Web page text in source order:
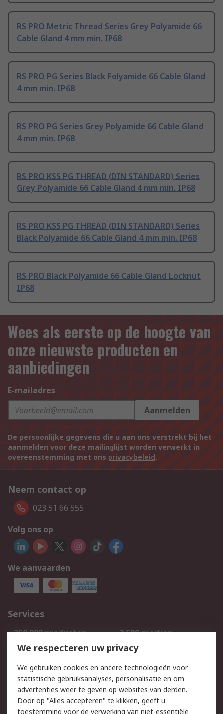
RS PRO Metric Thread Series Grey Polyamide 66
Cable Gland 4 mm min. IP68
RS PRO PG Series Black Polyamide 66 Cable Gland
4 mm min. IP68
RS PRO PG Series Grey Polyamide 66 Cable Gland
4 mm min. IP68
RS PRO KSS PG THREAD (DIN STANDARD) Series
Grey Polyamide 66 Cable Gland 4 mm min. IP68
RS PRO KSS PG THREAD (DIN STANDARD) Series
Black Polyamide 66 Cable Gland 4 mm min. IP68
RS PRO Black Polyamide 66 Cable Gland Locknut
IP68
Wees als eerste op de hoogte van
onze nieuwste producten en
aanbiedingen
E-mailadres
Aanmelden
De persoonlijke gegevens die u aan ons verstrekt bij het
aanmelden voor deze mailinglijst worden verwerkt in
overeenstemming met ons privacybeleid.
Neem contact op
023 51 66 555
Volg ons op
We aanvaarden
Services
750.000 producten
2.500 merken
Bestellen
Inkoopoplossingen
Track & Trace
Wettelijk
We respecteren uw privacy
We gebruiken cookies en andere technologieën voor
statistische gebruiksanalyses, personalisatie en om
advertenties weer te geven op websites van derden.
Door op "Alles accepteren" te klikken, geeft u
toestemming voor de verwerking van niet-essentiële